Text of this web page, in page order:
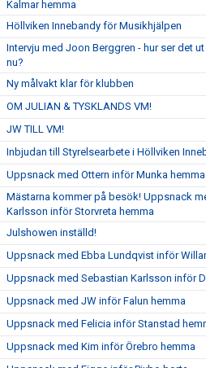
Kalmar hemma
Höllviken Innebandy för Musikhjälpen
Intervju med Joon Berggren - hur ser det
nu?
Ny målvakt klar för klubben
OM JULIAN & TYSKLANDS VM!
JW TILL VM!
Inbjudan till Styrelsearbete i Höllviken
Uppsnack med Ottern inför Munka hemma
Mästarna kommer på besök! Uppsnack
Karlsson inför Storvreta hemma
Julshowen inställd!
Uppsnack med Ebba Lundqvist inför
Uppsnack med Sebastian Karlsson inför
Uppsnack med JW inför Falun hemma
Uppsnack med Felicia inför Stanstad
Uppsnack med Kim inför Örebro hemma